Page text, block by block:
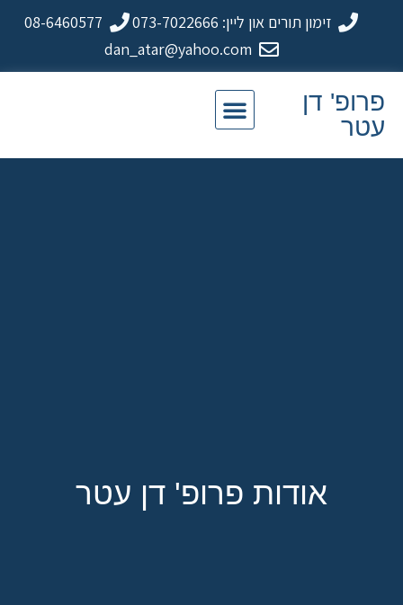
זימון תורים און ליין: 073-7022666
08-6460577
dan_atar@yahoo.com
פרופ' דן
עטר
אודות פרופ' דן עטר